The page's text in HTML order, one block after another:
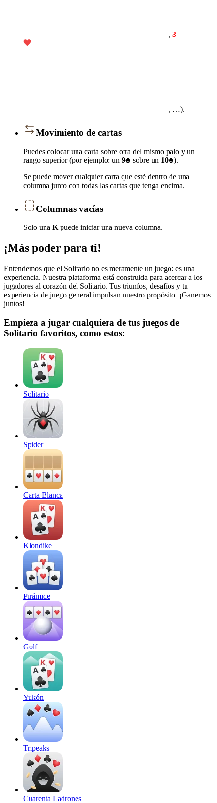
, 3
, …).
Movimiento de cartas
Puedes colocar una carta sobre otra del mismo palo y un
rango superior (por ejemplo: un 9♣ sobre un 10♣).
Se puede mover cualquier carta que esté dentro de una
columna junto con todas las cartas que tenga encima.
Columnas vacías
Solo una K puede iniciar una nueva columna.
¡Más poder para ti!
Entendemos que el Solitario no es meramente un juego: es una
experiencia. Nuestra plataforma está construida para acercar a los
jugadores al corazón del Solitario. Tus triunfos, desafíos y tu
experiencia de juego general impulsan nuestro propósito. ¡Ganemos
juntos!
Empieza a jugar cualquiera de tus juegos de
Solitario favoritos, como estos:
Solitario
Spider
Carta Blanca
Klondike
Pirámide
Golf
Yukón
Tripeaks
Cuarenta Ladrones